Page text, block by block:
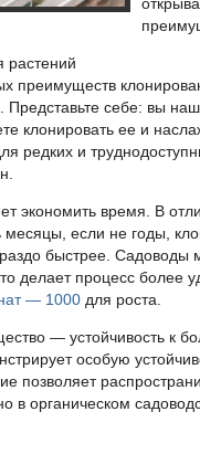
растений
преимуществ
себе: вы
клонировать ее и
редких и
экономить время. В
если не годы,
быстрее. Садоводы
делает процесс
— 1000 для роста.
— устойчивость к
особую
позволяет
в органическом